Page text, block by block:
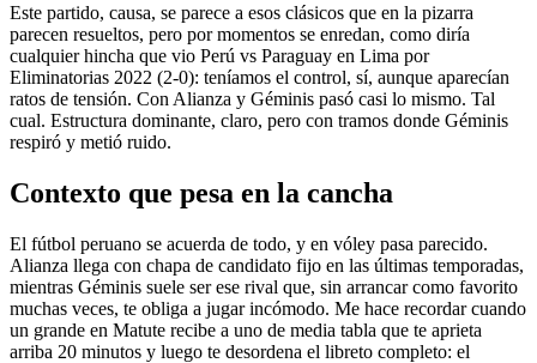
Este partido, causa, se parece a esos clásicos que en la pizarra
parecen resueltos, pero por momentos se enredan, como diría
cualquier hincha que vio Perú vs Paraguay en Lima por
Eliminatorias 2022 (2-0): teníamos el control, sí, aunque aparecían
ratos de tensión. Con Alianza y Géminis pasó casi lo mismo. Tal
cual. Estructura dominante, claro, pero con tramos donde Géminis
respiró y metió ruido.
Contexto que pesa en la cancha
El fútbol peruano se acuerda de todo, y en vóley pasa parecido.
Alianza llega con chapa de candidato fijo en las últimas temporadas,
mientras Géminis suele ser ese rival que, sin arrancar como favorito
muchas veces, te obliga a jugar incómodo. Me hace recordar cuando
un grande en Matute recibe a uno de media tabla que te aprieta
arriba 20 minutos y luego te desordena el libreto completo: el